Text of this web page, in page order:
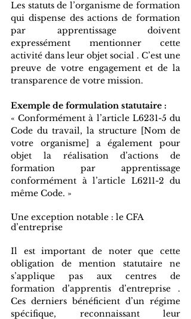
Les statuts de l’organisme de formation
qui dispense des actions de formation
par apprentissage doivent
expressément mentionner cette
activité dans leur objet social . C’est une
preuve de votre engagement et de la
transparence de votre mission.
Exemple de formulation statutaire :
« Conformément à l’article L6231-5 du
Code du travail, la structure [Nom de
votre organisme] a également pour
objet la réalisation d’actions de
formation par apprentissage
conformément à l’article L6211-2 du
même Code. »
Une exception notable : le CFA
d’entreprise
Il est important de noter que cette
obligation de mention statutaire ne
s’applique pas aux centres de
formation d’apprentis d’entreprise .
Ces derniers bénéficient d’un régime
spécifique, reconnaissant leur